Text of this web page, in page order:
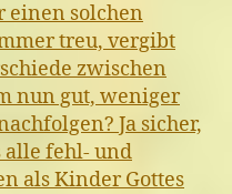
einen solchen
treu, vergibt
zwischen
nun gut, weniger
Ja sicher,
alle fehl- und
als Kinder Gottes